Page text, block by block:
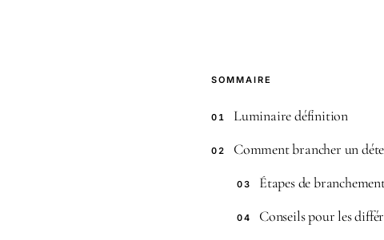
SOMMAIRE
01 Luminaire définition
02 Comment brancher un
03 Étapes de
04 Conseils pour les